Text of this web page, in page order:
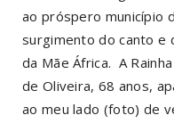
ao próspero município
surgimento do canto e
da Mãe África. A
de Oliveira, 68 anos,
ao meu lado (foto) de